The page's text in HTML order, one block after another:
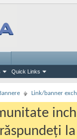
Quick Links
Link/banner